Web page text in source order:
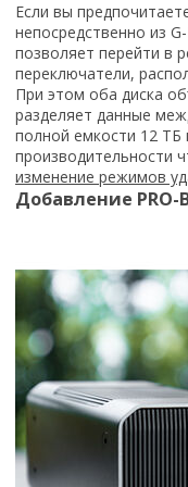
Если вы
непосредственно из
позволяет перейти в
переключатели,
При этом оба диска
разделяет данные
полной емкости 12
производительности
изменение режимов
Добавление PRO-